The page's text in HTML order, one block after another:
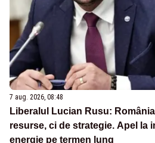
7 aug. 2026, 08:48
Liberalul Lucian Rusu:
resurse, ci de strategie. Apel la
energie pe termen lung